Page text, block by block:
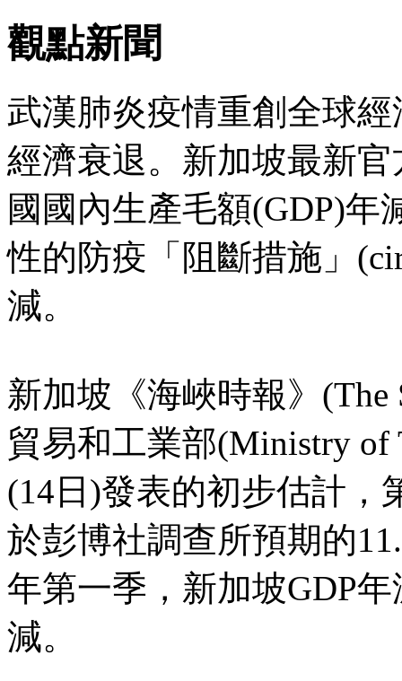
觀點新聞
武漢肺炎疫情重創全球
經濟衰退。新加坡最新
國國內生產毛額(GDP)年
性的防疫「阻斷措施」
減。
新加坡《海峽時報》(The
貿易和工業部(Ministry of
(14日)發表的初步估計，
於彭博社調查所預期的
年第一季，新加坡GDP
減。